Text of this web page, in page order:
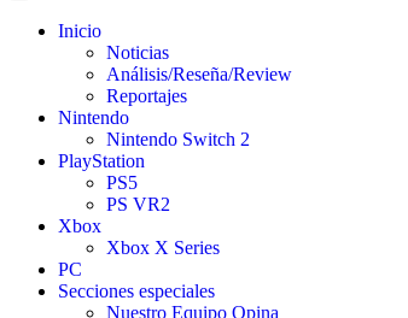
Inicio
Noticias
Análisis/Reseña/Review
Reportajes
Nintendo
Nintendo Switch 2
PlayStation
PS5
PS VR2
Xbox
Xbox X Series
PC
Secciones especiales
Nuestro Equipo Opina